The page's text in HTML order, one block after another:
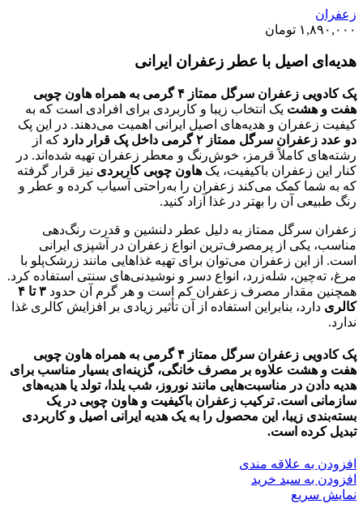
زعفران
۱,۸۹۰,۰۰۰ تومان
هدیه‌ای اصیل با عطر زعفران ایرانی
پک کادویی زعفران سرگل ممتاز ۴ گرمی به همراه هاون چوبی
هفت و هشت یک انتخاب زیبا و کاربردی برای افرادی است که به
کیفیت زعفران و هدیه‌های اصیل ایرانی اهمیت می‌دهند. در این پک
دو عدد زعفران سرگل ممتاز ۲ گرمی داخل پک قرار دارد
که از
رشته‌های کاملاً قرمز، خوش‌رنگ و معطر زعفران تهیه شده‌اند. در
کنار این زعفران باکیفیت، یک هاون چوبی کاربردی نیز قرار گرفته
که به شما کمک می‌کند زعفران را به‌راحتی آسیاب کرده و عطر و
رنگ طبیعی آن را بهتر در غذا آزاد کنید.
زعفران سرگل ممتاز به دلیل عطر دلنشین و قدرت رنگ‌دهی
مناسب، یکی از پرمصرف‌ترین انواع زعفران در آشپزی ایرانی
است. از این زعفران می‌توان برای تهیه غذاهایی مانند زرشک‌پلو با
مرغ، ته‌چین، شله‌زرد، انواع دسر و نوشیدنی‌های سنتی استفاده کرد.
همچنین مقدار مصرف زعفران کم است و هر گرم آن حدود
۳ تا ۴
کالری دارد، بنابراین استفاده از آن تأثیر زیادی بر افزایش کالری غذا
ندارد.
پک کادویی زعفران سرگل ممتاز ۴ گرمی به همراه هاون چوبی
هفت و هشت علاوه بر مصرف خانگی، گزینه‌ای بسیار مناسب برای
هدیه دادن در مناسبت‌هایی مانند نوروز، شب یلدا، تولد یا هدیه‌های
سازمانی است. ترکیب زعفران باکیفیت و هاون چوبی در یک
بسته‌بندی زیبا، این محصول را به یک هدیه ایرانی اصیل و کاربردی
تبدیل کرده است.
افزودن به علاقه مندی
افزودن به سبد خرید
نمایش سریع